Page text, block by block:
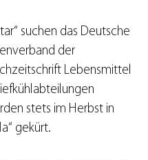
suchen das Deutsche
der
Lebensmittel
stets im Herbst in
gekürt.